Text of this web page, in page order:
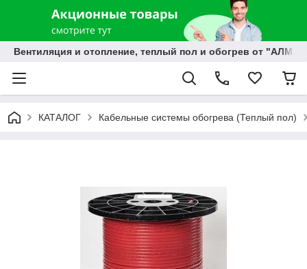
Вентиляция и отопление, теплый пол и обогрев от
КАТАЛОГ Кабельные системы обогрева (Теплый пол)